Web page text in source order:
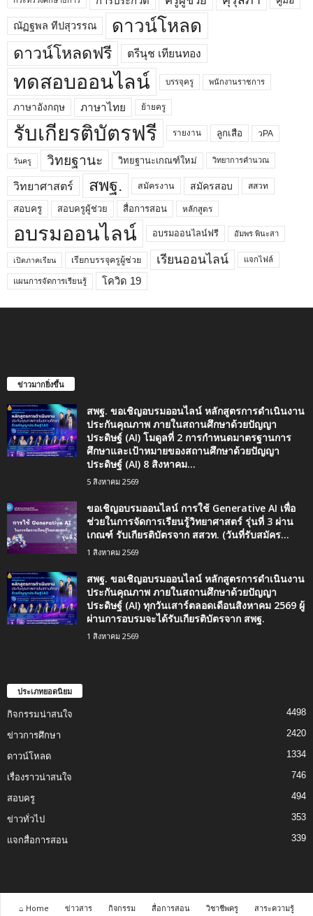
ณัฏฐพล ทีปสุวรรณ ดาวน์โหลด
ดาวน์โหลดฟรี ตรีนุช เทียนทอง
ทดสอบออนไลน์ บรรจุครู พนักงานราชการ
ภาษาอังกฤษ ภาษาไทย ย้ายครู
รับเกียรติบัตรฟรี รายงาน ลูกเสือ วPA
วันครู วิทยฐานะ วิทยฐานะเกณฑ์ใหม่ วิทยาการคำนวณ
วิทยาศาสตร์ สพฐ. สมัครงาน สมัครสอบ สสวท
สอบครู สอบครูผู้ช่วย สื่อการสอน หลักสูตร
อบรมออนไลน์ อบรมออนไลน์ฟรี อัมพร พินะสา
เปิดภาคเรียน เรียกบรรจุครูผู้ช่วย เรียนออนไลน์ แจกไฟล์
แผนการจัดการเรียนรู้ โควิด 19
ข่าวมากยิ่งขึ้น
สพฐ. ขอเชิญอบรมออนไลน์ หลักสูตรการดำเนินงาน
ประกันคุณภาพ ภายในสถานศึกษาด้วยปัญญา
ประดิษฐ์ (AI) โมดูลที่ 2 การกำหนดมาตรฐานการ
ศึกษาและเป้าหมายของสถานศึกษาด้วยปัญญา
ประดิษฐ์ (AI) 8 สิงหาคม...
5 สิงหาคม 2569
ขอเชิญอบรมออนไลน์ การใช้ Generative AI เพื่อ
ช่วยในการจัดการเรียนรู้วิทยาศาสตร์ รุ่นที่ 3 ผ่าน
เกณฑ์ รับเกียรติบัตรจาก สสวท. (วันที่รับสมัคร...
1 สิงหาคม 2569
สพฐ. ขอเชิญอบรมออนไลน์ หลักสูตรการดำเนินงาน
ประกันคุณภาพ ภายในสถานศึกษาด้วยปัญญา
ประดิษฐ์ (AI) ทุกวันเสาร์ตลอดเดือนสิงหาคม 2569 ผู้
ผ่านการอบรมจะได้รับเกียรติบัตรจาก สพฐ.
1 สิงหาคม 2569
ประเภทยอดนิยม
กิจกรรมน่าสนใจ 4498
ข่าวการศึกษา 2420
ดาวน์โหลด 1334
เรื่องราวน่าสนใจ 746
สอบครู 494
ข่าวทั่วไป 353
แจกสื่อการสอน 339
⌂ Home ข่าวสาร กิจกรรม สื่อการสอน วิชาชีพครู สาระความรู้